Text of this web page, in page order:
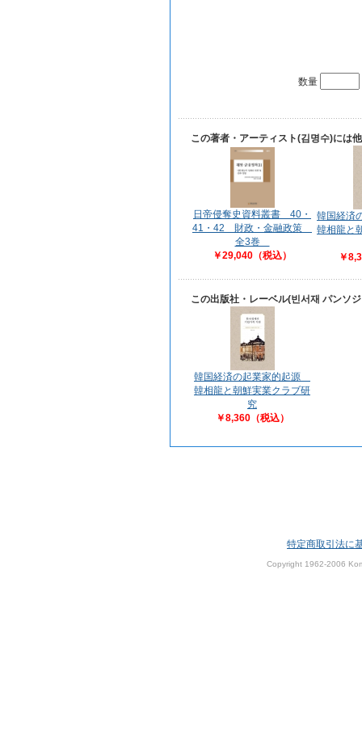
数量
この著者・アーティスト(김명수)には
日帝侵奪史資料叢書 40・
41・42 財政・金融政策
全3巻
￥29,040（税込）
韓国経済
韓相龍と
￥
この出版社・レーベル(빈서재 パンソ
韓国経済の起業家的起源
韓相龍と朝鮮実業クラブ研
究
￥8,360（税込）
特定商取引法に
Copyright 1962-2006